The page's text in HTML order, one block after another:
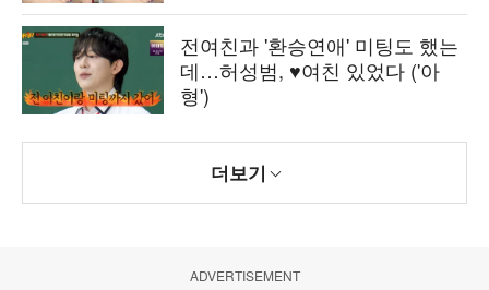
전여친과 '환승연애' 미팅도 했는
데…허성범, ♥여친 있었다 ('아
형')
더보기
ADVERTISEMENT